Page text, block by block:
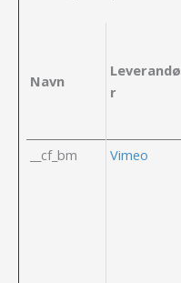
Navn
Leverandø
r
__cf_bm
Vimeo